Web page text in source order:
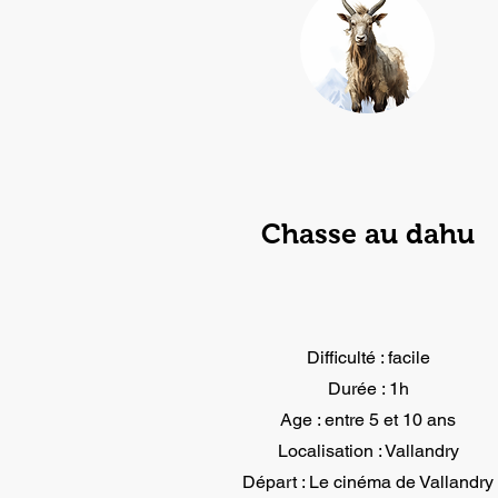
Chasse au dahu
Difficulté : facile
Durée : 1h
Age : entre 5 et 10 ans
Localisation : Vallandry
Départ : Le cinéma de Vallandry